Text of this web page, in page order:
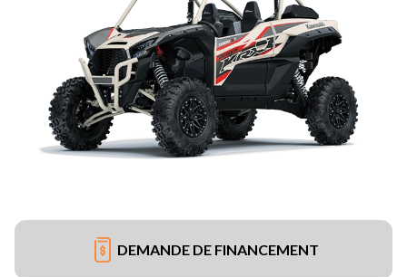
DEMANDE DE FINANCEMENT